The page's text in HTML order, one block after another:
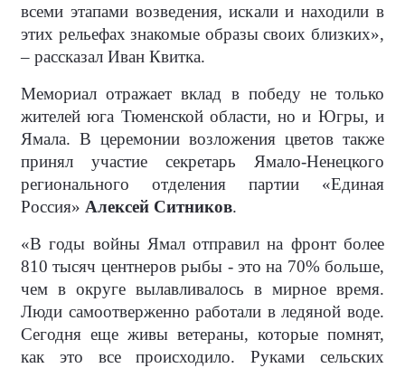
всеми этапами возведения, искали и находили в
этих рельефах знакомые образы своих близких»,
– рассказал Иван Квитка.
Мемориал отражает вклад в победу не только
жителей юга Тюменской области, но и Югры, и
Ямала. В церемонии возложения цветов также
принял участие секретарь Ямало-Ненецкого
регионального отделения партии «Единая
Россия» Алексей Ситников.
«В годы войны Ямал отправил на фронт более
810 тысяч центнеров рыбы - это на 70% больше,
чем в округе вылавливалось в мирное время.
Люди самоотверженно работали в ледяной воде.
Сегодня еще живы ветераны, которые помнят,
как это все происходило. Руками сельских